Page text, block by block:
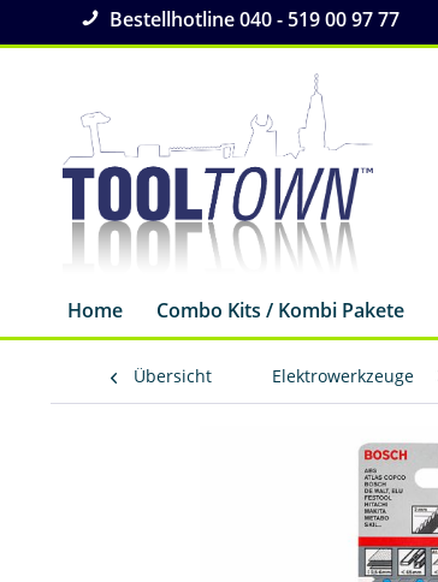
Bestellhotline 040 - 519 00 97 77
Home Combo Kits / Kombi Pakete
Übersicht Elektrowerkzeuge